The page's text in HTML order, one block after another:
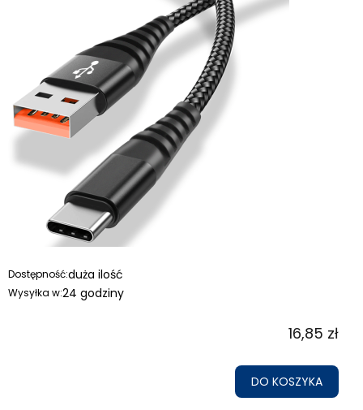
Dostępność:duża ilość
Wysyłka w:24 godziny
16,85 zł
DO KOSZYKA